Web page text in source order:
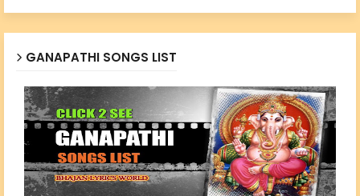
GANAPATHI SONGS LIST